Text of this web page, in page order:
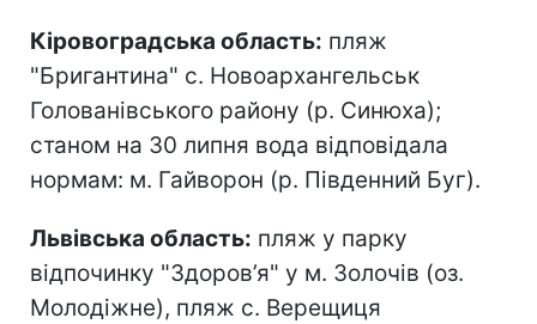
Кіровоградська область: пляж
"Бригантина" с. Новоархангельськ
Голованівського району (р. Синюха);
станом на 30 липня вода відповідала
нормам: м. Гайворон (р. Південний Буг).
Львівська область: пляж у парку
відпочинку "Здоров’я" у м. Золочів (оз.
Молодіжне), пляж с. Верещиця